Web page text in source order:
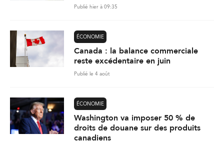
Publié hier à 09:35
ÉCONOMIE
Canada : la balance commerciale
reste excédentaire en juin
Publié le 4 août
ÉCONOMIE
Washington va imposer 50 % de
droits de douane sur des produits
canadiens